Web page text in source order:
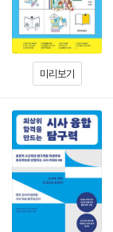
미리보기